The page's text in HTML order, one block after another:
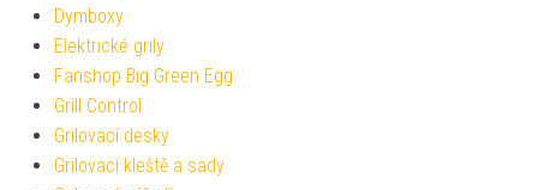
Dymboxy
Elektrické grily
Fanshop Big Green Egg
Grill Control
Grilovací desky
Grilovací kleště a sady